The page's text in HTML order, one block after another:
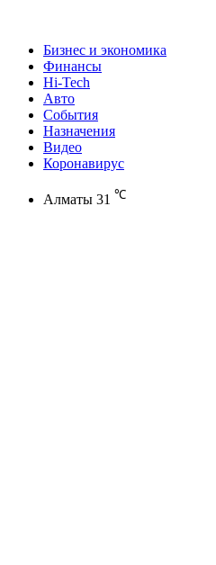
Бизнес и экономика
Финансы
Hi-Tech
Авто
События
Назначения
Видео
Коронавирус
Алматы 31 ℃